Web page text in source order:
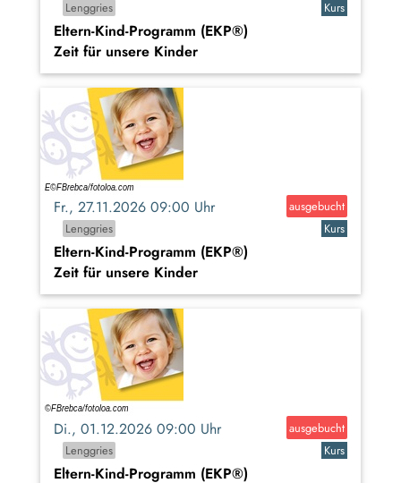
Lenggries
Kurs
Eltern-Kind-Programm (EKP®)
Zeit für unsere Kinder
Fr., 27.11.2026 09:00 Uhr
ausgebucht
Lenggries
Kurs
Eltern-Kind-Programm (EKP®)
Zeit für unsere Kinder
Di., 01.12.2026 09:00 Uhr
ausgebucht
Lenggries
Kurs
Eltern-Kind-Programm (EKP®)